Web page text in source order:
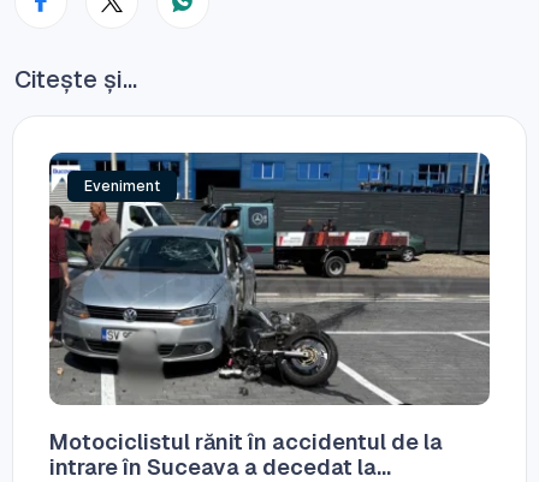
Citește și...
Eveniment
Motociclistul rănit în accidentul de la
intrare în Suceava a decedat la...